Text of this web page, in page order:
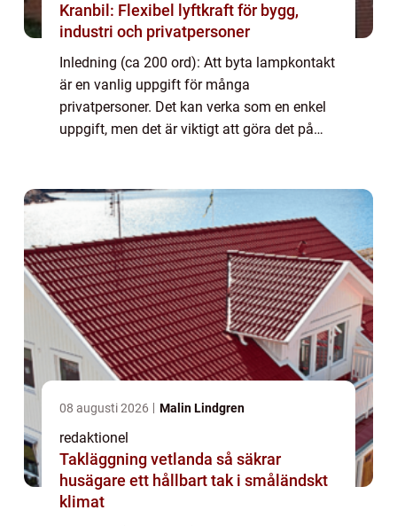
Kranbil: Flexibel lyftkraft för bygg,
industri och privatpersoner
Inledning (ca 200 ord): Att byta lampkontakt
är en vanlig uppgift för många
privatpersoner. Det kan verka som en enkel
uppgift, men det är viktigt att göra det på
08 augusti 2026 Malin Lindgren
redaktionel
Takläggning vetlanda så säkrar
husägare ett hållbart tak i småländskt
klimat